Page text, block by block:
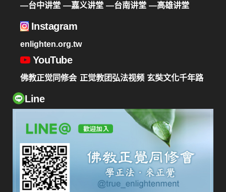
—台中讲堂 —嘉义讲堂 —台南讲堂 —高雄讲堂
Instagram
enlighten.org.tw
YouTube
佛教正觉同修会 正觉教团弘法视频 玄奘文化千年路
Line